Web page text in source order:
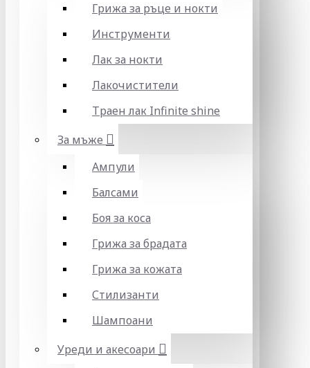
Грижа за ръце и нокти
Инструменти
Лак за нокти
Лакочистители
Траен лак Infinite shine
За мъже
Ампули
Балсами
Боя за коса
Грижа за брадата
Грижа за кожата
Стилизанти
Шампоани
Уреди и акесоари